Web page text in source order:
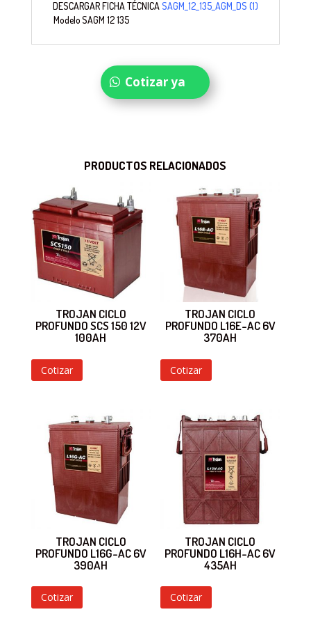
DESCARGAR FICHA TÉCNICASAGM_12_135_AGM_DS (1)
ModeloSAGM 12 135
Cotizar ya
PRODUCTOS RELACIONADOS
TROJAN CICLO
PROFUNDO SCS 150 12V
100AH
Cotizar
TROJAN CICLO
PROFUNDO L16E-AC 6V
370AH
Cotizar
TROJAN CICLO
PROFUNDO L16G-AC 6V
390AH
Cotizar
TROJAN CICLO
PROFUNDO L16H-AC 6V
435AH
Cotizar